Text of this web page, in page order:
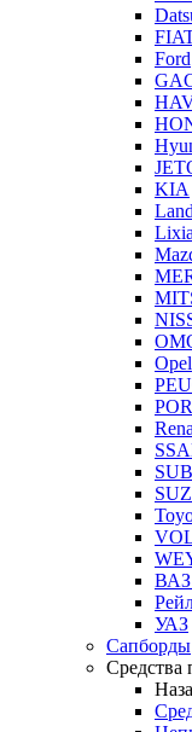
Ford
KIA
Opel
УАЗ
Сапборды
Средства